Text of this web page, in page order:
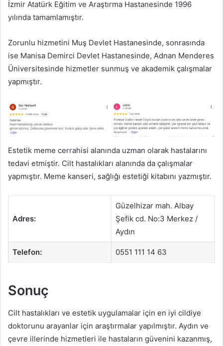
İzmir Atatürk Eğitim ve Araştırma Hastanesinde 1996
yılında tamamlamıştır.
Zorunlu hizmetini Muş Devlet Hastanesinde, sonrasında
ise Manisa Demirci Devlet Hastanesinde, Adnan Menderes
Üniversitesinde hizmetler sunmuş ve akademik çalışmalar
yapmıştır.
Estetik meme cerrahisi alanında uzman olarak hastalarını
tedavi etmiştir. Cilt hastalıkları alanında da çalışmalar
yapmıştır. Meme kanseri, sağlığı estetiği kitabını yazmıştır.
Adres:
Güzelhizar mah. Albay
Şefik cd. No:3 Merkez /
Aydın
Telefon: 0551 111 14 63
Sonuç
Cilt hastalıkları ve estetik uygulamalar için en iyi cildiye
doktorunu arayanlar için araştırmalar yapılmıştır. Aydın ve
çevre illerinde hizmetleri ile hastaların güvenini kazanmış,